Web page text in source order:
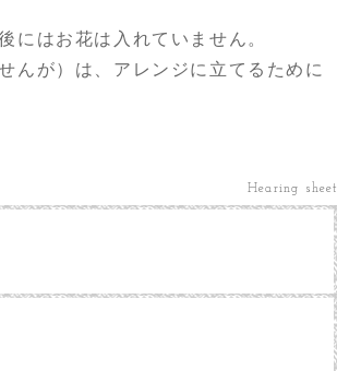
にはお花は入れていません。
んが）は、アレンジに立てるために
Hearing sheet